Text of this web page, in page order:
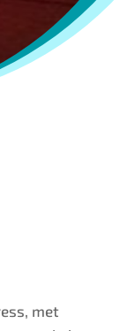
met